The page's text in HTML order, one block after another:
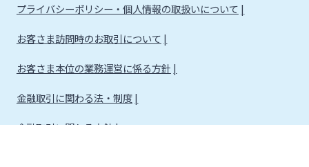
プライバシーポリシー・個人情報の取扱いについて
お客さま訪問時のお取引について
お客さま本位の業務運営に係る方針
金融取引に関わる法・制度
金融取引に関わる方針